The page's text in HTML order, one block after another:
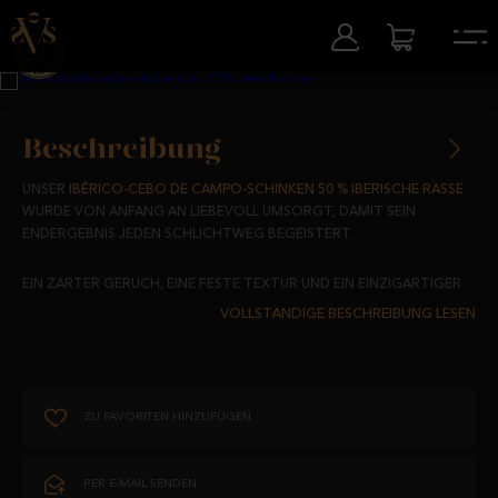
Beschreibung
UNSER
IBÉRICO-CEBO DE CAMPO-SCHINKEN 50 % IBERISCHE RASSE
WURDE VON ANFANG AN LIEBEVOLL UMSORGT, DAMIT SEIN
ENDERGEBNIS JEDEN SCHLICHTWEG BEGEISTERT.
EIN ZARTER GERUCH, EINE FESTE TEXTUR UND EIN EINZIGARTIGER
GESCHMACK, DIE VON SCHWEINEN STAMMEN, DIE AUF DEM LAND
VERHÄLTNISSES EINE PERFEKTE WAHL FÜR DEN ALLTAG.
AUFBEWAHRUNG UND HALTBARKEIT:
ZU FAVORITEN HINZUFÜGEN
PER E-MAIL SENDEN